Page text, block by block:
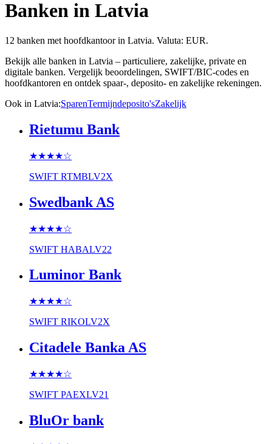
Banken in Latvia
12 banken met hoofdkantoor in Latvia. Valuta: EUR.
Bekijk alle banken in Latvia – particuliere, zakelijke, private en
digitale banken. Vergelijk beoordelingen, SWIFT/BIC-codes en
hoofdkantoren en ontdek spaar-, deposito- en zakelijke rekeningen.
Ook in Latvia:SparenTermijndeposito'sZakelijk
Rietumu Bank
★★★★☆
SWIFT RTMBLV2X
Swedbank AS
★★★★☆
SWIFT HABALV22
Luminor Bank
★★★★☆
SWIFT RIKOLV2X
Citadele Banka AS
★★★★☆
SWIFT PAEXLV21
BluOr bank